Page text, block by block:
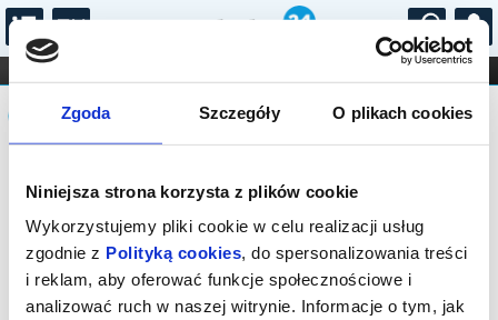
Zgoda Szczegóły O plikach cookies
Niniejsza strona korzysta z plików cookie
Wykorzystujemy pliki cookie w celu realizacji usług
zgodnie z Polityką cookies, do spersonalizowania treści
i reklam, aby oferować funkcje społecznościowe i
analizować ruch w naszej witrynie. Informacje o tym, jak
...
FILHARMONIA OPERA I BALET
STAND-UP
DLA DZIECI
Komunikat
Sprzedaż biletów on-line na wydarzenie
została zakończona.